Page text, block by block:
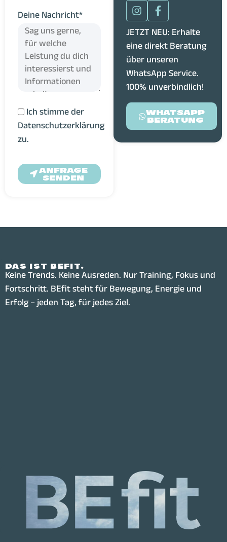
Deine Nachricht*
Ich stimme der
Datenschutzerklärung
zu.
ANFRAGE
SENDEN
JETZT NEU: Erhalte
eine direkt Beratung
über unseren
WhatsApp Service.
100% unverbindlich!
WHATSAPP
BERATUNG
DAS IST BEFIT.
Keine Trends. Keine Ausreden. Nur Training, Fokus und
Fortschritt. BEfit steht für Bewegung, Energie und
Erfolg – jeden Tag, für jedes Ziel.